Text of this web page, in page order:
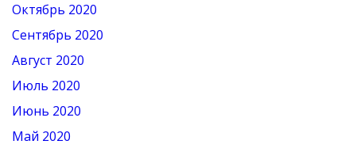
Октябрь 2020
Сентябрь 2020
Август 2020
Июль 2020
Июнь 2020
Май 2020